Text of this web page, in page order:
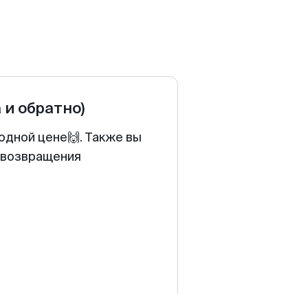
и обратно)
цене🙌. Также вы